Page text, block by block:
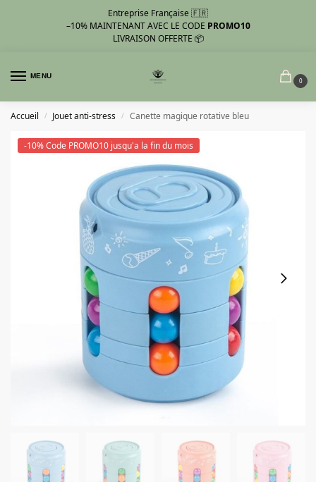
Entreprise Française 🇫🇷
–10% MAINTENANT AVEC LE CODE PROMO10
LIVRAISON OFFERTE 📦
MENU
0
Accueil / Jouet anti-stress / Canette magique rotative bleu
-10% Code PROMO10 jusqu'a la fin du mois